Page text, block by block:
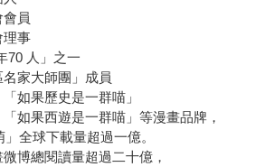
員
理事
70 人」之一
家大師團」成員
如果歷史是一群喵」
「如果西遊是一群喵」等漫畫品牌，
全球下載量超過一億。
博總閱讀量超過二十億，